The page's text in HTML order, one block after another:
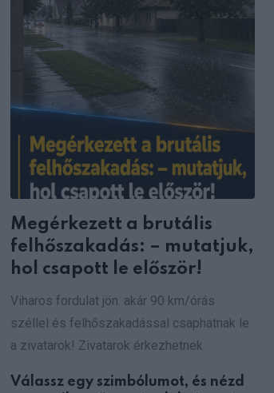
Megérkezett a brutális
felhőszakadás: – mutatjuk,
hol csapott le először!
Viharos fordulat jön: akár 90 km/órás
széllel és felhőszakadással csaphatnak le
a zivatarok! Zivatarok érkezhetnek
Válassz egy szimbólumot, és nézd